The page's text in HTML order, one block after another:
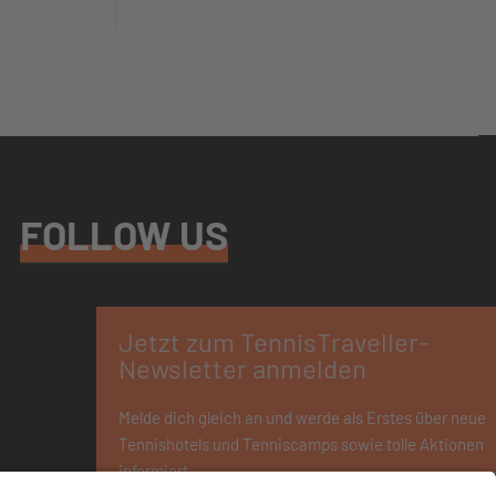
FOLLOW US
Jetzt zum TennisTraveller-
Newsletter anmelden
Melde dich gleich an und werde als Erstes über neue
Tennishotels und Tenniscamps sowie tolle Aktionen
informiert.